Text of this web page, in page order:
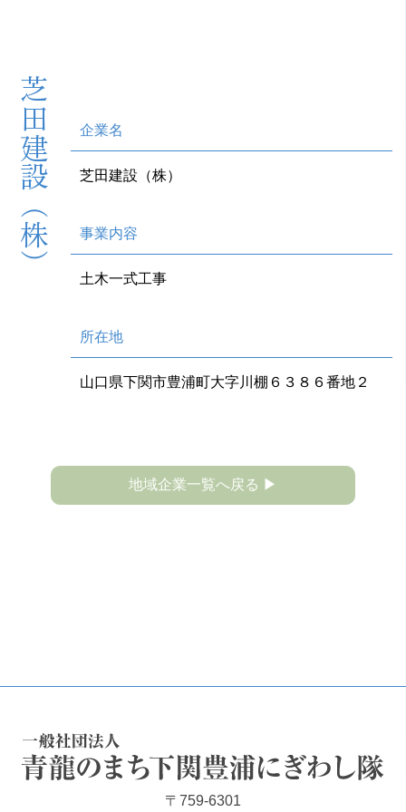
芝田建設（株） 企業名
芝田建設（株）
事業内容
土木一式工事
所在地
山口県下関市豊浦町大字川棚６３８６番地２
地域企業一覧へ戻る ▶
〒759-6301